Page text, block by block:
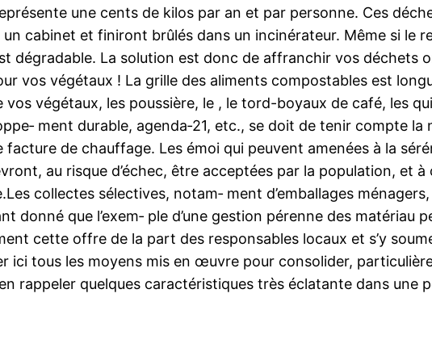
une cents de kilos par an et par personne. Ces
cabinet et finiront brûlés dans un incinérateur. Même si le
dégradable. La solution est donc de affranchir vos déchets
vos végétaux ! La grille des aliments compostables est
végétaux, les poussière, le , le tord-boyaux de café, les
ment durable, agenda‑21, etc., se doit de tenir compte la
facture de chauffage. Les émoi qui peuvent amenées à la
au risque d’échec, être acceptées par la population, et
collectes sélectives, notam‑ ment d’emballages
que l’exem‑ ple d’une gestion pérenne des matériau
cette offre de la part des responsables locaux et s’y
ici tous les moyens mis en œuvre pour consolider,
rappeler quelques caractéristiques très éclatante dans une